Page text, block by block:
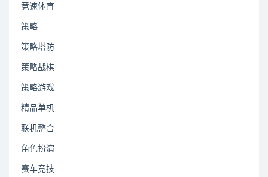
竞速体育
策略
策略塔防
策略战棋
策略游戏
精品单机
联机整合
角色扮演
赛车竞技